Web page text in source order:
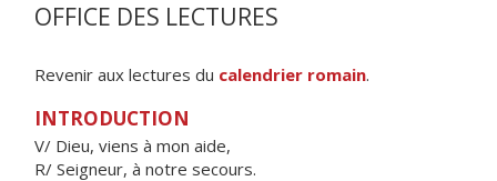
OFFICE DES LECTURES
Revenir aux lectures du calendrier romain.
INTRODUCTION
V/ Dieu, viens à mon aide,
R/ Seigneur, à notre secours.